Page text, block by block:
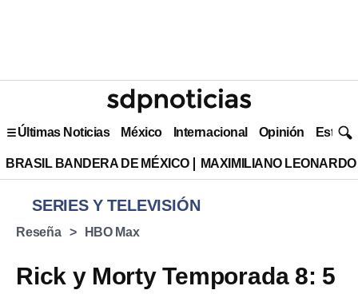
Últimas Noticias México Internacional Opinión Estilo
BRASIL BANDERA DE MÉXICO MAXIMILIANO
SERIES Y TELEVISIÓN
Reseña HBO Max
Rick y Morty Temporada 8: 5